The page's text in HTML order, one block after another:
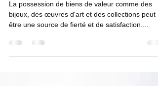
biens de valeur ?
La possession de biens de valeur comme des
être une source de fierté et de satisfaction....